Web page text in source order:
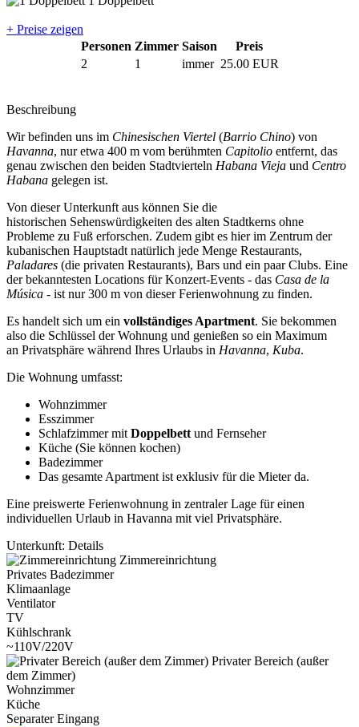
+ Preise zeigen
Personen Zimmer Saison
Preis
2
1 immer 25.00 EUR
Beschreibung
Wir befinden uns im Chinesischen Viertel (Barrio Chino) von
Havanna, nur etwa 400 m vom berühmten Capitolio entfernt, das
genau zwischen den beiden Stadtvierteln Habana Vieja und Centro
Habana gelegen ist.
Von dieser Unterkunft aus können Sie die
historischen Sehenswürdigkeiten des alten Stadtkerns ohne
Probleme zu Fuß erforschen. Zudem gibt es hier im Zentrum der
kubanischen Hauptstadt natürlich jede Menge Restaurants,
Paladares (die privaten Restaurants), Bars und ein paar Clubs. Eine
der bekanntesten Locations für Konzert-Events - das Casa de la
Música - ist nur 300 m von dieser Ferienwohnung zu finden.
Es handelt sich um ein vollständiges Apartment. Sie bekommen
also die Schlüssel der Wohnung und genießen so ein Maximum
an Privatsphäre während Ihres Urlaubs in Havanna, Kuba.
Die Wohnung umfasst:
Wohnzimmer
Esszimmer
Schlafzimmer mit Doppelbett und Fernseher
Küche (Sie können kochen)
Badezimmer
Das gesamte Apartment ist exklusiv für die Mieter da.
Eine preiswerte Ferienwohnung in zentraler Lage für einen
individuellen Urlaub in Havanna mit viel Privatsphäre.
Unterkunft: Details
Zimmereinrichtung
Privates Badezimmer
Klimaanlage
Ventilator
TV
Kühlschrank
~110V/220V
Privater Bereich (außer
dem Zimmer)
Wohnzimmer
Küche
Separater Eingang